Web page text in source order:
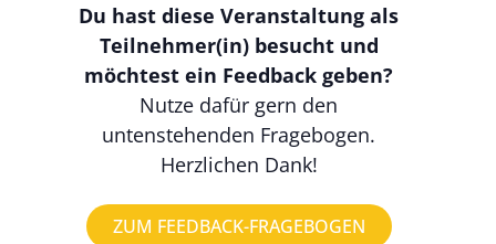
Du hast diese Veranstaltung als
Teilnehmer(in) besucht und
möchtest ein Feedback geben?
Nutze dafür gern den
untenstehenden Fragebogen.
Herzlichen Dank!
ZUM FEEDBACK-FRAGEBOGEN